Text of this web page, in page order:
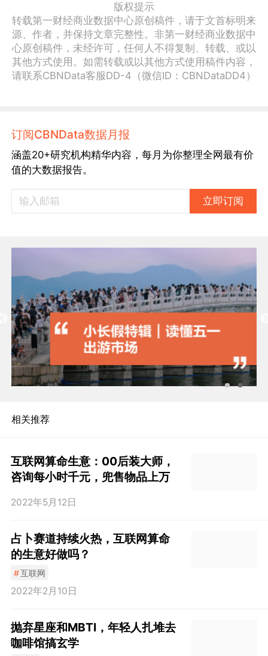
版权提示
转载第一财经商业数据中心原创稿件，请于文首标明来
源、作者，并保持文章完整性。非第一财经商业数据中
心原创稿件，未经许可，任何人不得复制、转载、或以
其他方式使用。如需转载或以其他方式使用稿件内容，
请联系CBNData客服DD-4（微信ID：CBNDataDD4）
订阅CBNData数据月报
涵盖20+研究机构精华内容，每月为你整理全网最有价
值的大数据报告。
立即订阅
相关推荐
互联网算命生意：00后装大师，
咨询每小时千元，兜售物品上万
2022年5月12日
占卜赛道持续火热，互联网算命
的生意好做吗？
#互联网
2022年2月10日
抛弃星座和MBTI，年轻人扎堆去
咖啡馆搞玄学